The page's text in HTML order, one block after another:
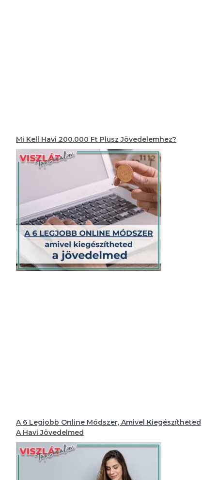
Mi Kell Havi 200.000 Ft Plusz Jövedelemhez?
A 6 Legjobb Online Módszer, Amivel Kiegészítheted
A Havi Jövedelmed